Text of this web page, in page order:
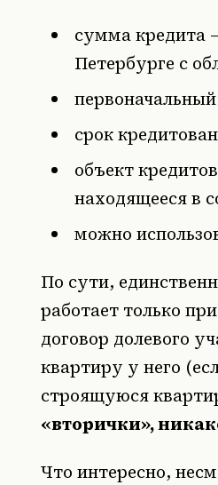
сумма кредита
Петербурге с
срок
объект
находящееся в
можно
По сути,
работает только
договор долевого
квартиру у него
строящуюся
«вторички»,
Что интересно,